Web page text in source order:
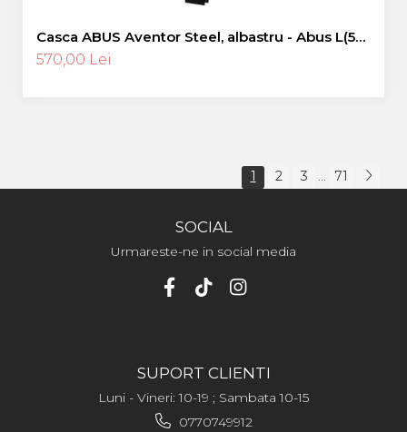
Casca ABUS Aventor Steel, albastru - Abus L(57-
61 cm)
570,00 Lei
1 2 3 71
SOCIAL
Urmareste-ne in social media
SUPORT CLIENTI
Luni - Vineri: 10-19 ; Sambata 10-15
0770749912